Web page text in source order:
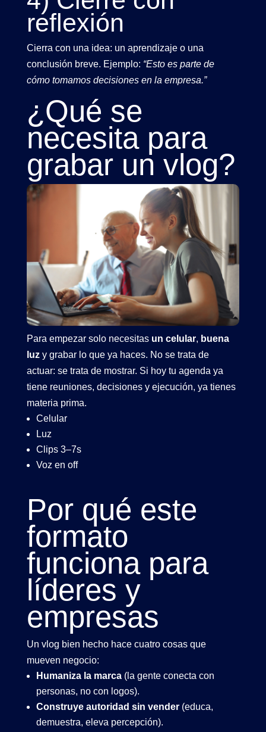
reflexión
Cierra con una idea: un aprendizaje o una
conclusión breve. Ejemplo: “Esto es parte de
cómo tomamos decisiones en la empresa.”
¿Qué se
necesita para
grabar un vlog?
Para empezar solo necesitas un celular, buena
luzy grabar lo que ya haces. No se trata de
actuar: se trata de mostrar. Si hoy tu agenda ya
tiene reuniones, decisiones y ejecución, ya tienes
materia prima.
Celular
Luz
Clips 3–7s
Voz en off
Por qué este
formato
funciona para
líderes y
empresas
Un vlog bien hecho hace cuatro cosas que
mueven negocio:
Humaniza la marca(la gente conecta con
personas, no con logos).
Construye autoridad sin vender(educa,
demuestra, eleva percepción).